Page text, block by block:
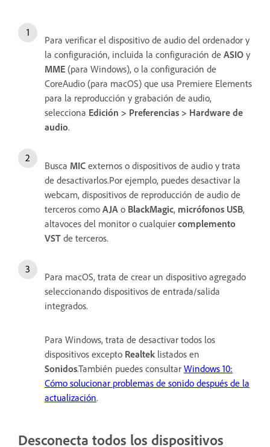
Para verificar el dispositivo de audio del ordenador y
la configuración, incluida la configuración de ASIO y
MME (para Windows), o la configuración de
CoreAudio (para macOS) que usa Premiere Elements
para la reproducción y grabación de audio,
selecciona Edición > Preferencias > Hardware de
audio.
Busca MIC externos o dispositivos de audio y trata
de desactivarlos.Por ejemplo, puedes desactivar la
webcam, dispositivos de reproducción de audio de
terceros como AJA o BlackMagic, micrófonos USB,
altavoces del monitor o cualquier complemento
VST de terceros.
Para macOS, trata de crear un dispositivo agregado
seleccionando dispositivos de entrada/salida
integrados.
Para Windows, trata de desactivar todos los
dispositivos excepto Realtek listados en
Sonidos.También puedes consultar Windows 10:
Cómo solucionar problemas de sonido después de la
actualización.
Desconecta todos los dispositivos